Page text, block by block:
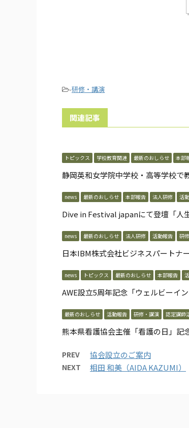
-研修・講演
関連記事
トピックス 学校教育関連 最新のおしらせ 本部
静岡英和女学院中学校・高等学校で
news 最新のおしらせ 本部報告 法人研修 活
Dive in Festival japanにて登壇「⼈
news 最新のおしらせ 法人研修 活動報告 研
日本IBM株式会社ビジネスパートナ
news トピックス 最新のおしらせ 本部報告
AWE設立5周年記念「ウェルビーイ
最新のおしらせ 活動報告 研修・講演 認定講師
熊本県看護協会主催「看護の日」記
PREV 協会設立のご案内
NEXT 相田 和美（AIDA KAZUMI）